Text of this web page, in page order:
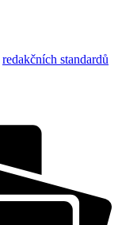
redakčních standardů